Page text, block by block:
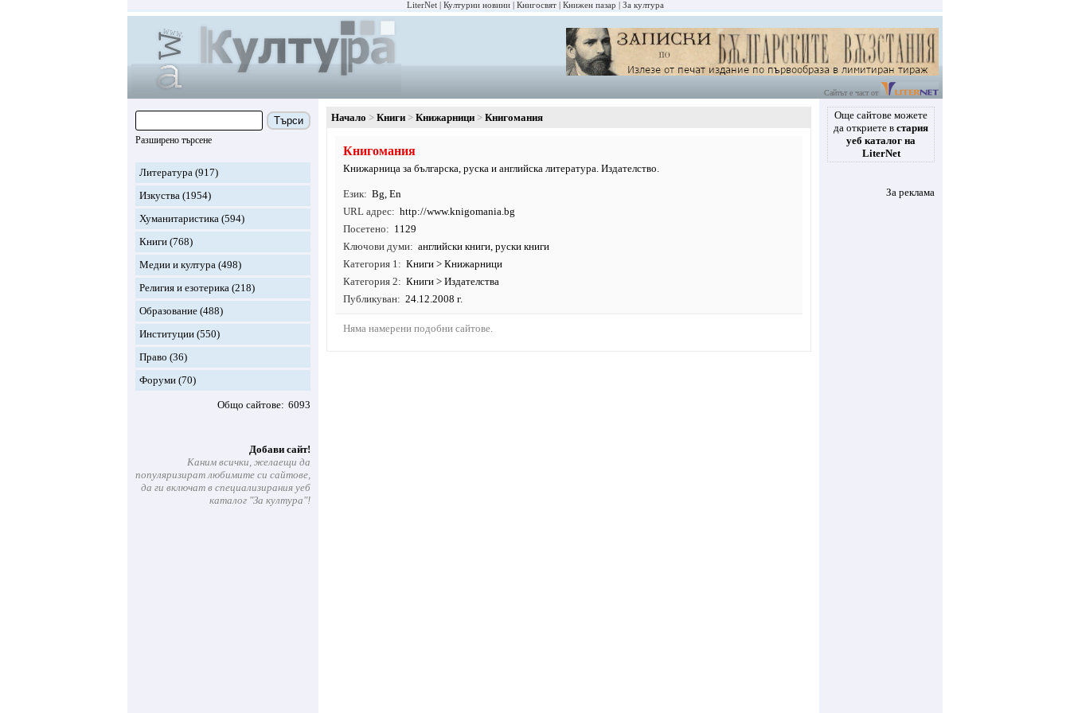
LiterNet Културни новини Книгосвят Книжен пазар За култура
Сайтът е част от
Търси
Разширено търсене
Литература (917)
Изкуства (1954)
Хуманитаристика (594)
Книги (768)
Медии и култура (498)
Религия и езотерика (218)
Образование (488)
Институции (550)
Право (36)
Форуми (70)
Общо сайтове 6093
Добави сайт!
Каним всички, желаещи да
популяризират любимите си сайтове,
да ги включат в специализирания уеб
каталог "За култура"!
Начало Книги Книжарници Книгомания
Книгомания
Книжарница за българска, руска и английска литература. Издателство.
Език Bg, En
URL адрес
http://www.knigomania.bg
Посетено
1129
Ключови думи
английски книги, руски книги
Категория 1
Книги > Книжарници
Категория 2
Книги > Издателства
Публикуван
24.12.2008 г.
Няма намерени подобни сайтове.
Още сайтове можете
да откриете в стария
уеб каталог на
LiterNet
За реклама